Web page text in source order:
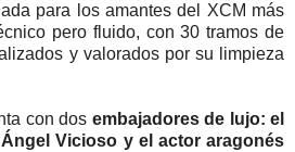
para los amantes del XCM más
pero fluido, con 30 tramos de
y valorados por su limpieza
con dos embajadores de lujo: el
Vicioso y el actor aragonés